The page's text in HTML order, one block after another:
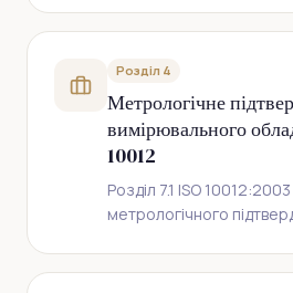
Розділ 4
Метрологічне
вимірювального
10012
Розділ 7.1 ISO
метрологічного